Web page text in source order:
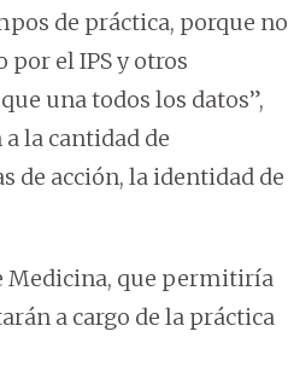
de práctica, porque no
el IPS y otros
una todos los datos”,
la cantidad de
de acción, la identidad de
Medicina, que permitiría
a cargo de la práctica